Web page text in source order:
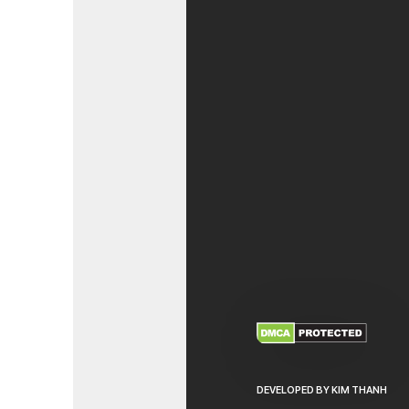
DEVELOPED BY KIM THANH
XEM THÊM